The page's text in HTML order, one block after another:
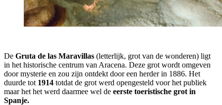
De Gruta de las Maravillas (letterlijk, grot van de wonderen) ligt
in het historische centrum van Aracena. Deze grot wordt omgeven
door mysterie en zou zijn ontdekt door een herder in 1886. Het
duurde tot 1914 totdat de grot werd opengesteld voor het publiek
maar het het werd daarmee wel de eerste toeristische grot in
Spanje.